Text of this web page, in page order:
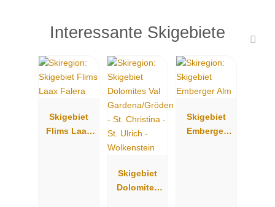
Interessante Skigebiete
Skigebiet
Flims Laax
Skigebiet
Dolomites
Skigebiet
Emberger